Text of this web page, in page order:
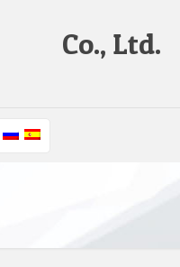
Co., Ltd.